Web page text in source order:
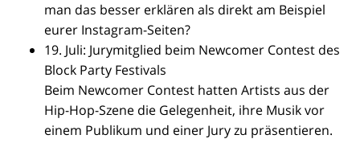
man das besser erklären als direkt am Beispiel
eurer Instagram-Seiten?
19. Juli: Jurymitglied beim Newcomer Contest des
Block Party Festivals
Beim Newcomer Contest hatten Artists aus der
Hip-Hop-Szene die Gelegenheit, ihre Musik vor
einem Publikum und einer Jury zu präsentieren.